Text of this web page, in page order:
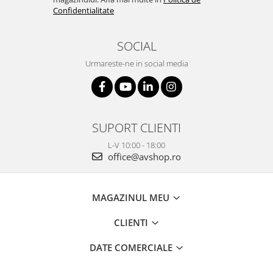
Confidentialitate
SOCIAL
Urmareste-ne in social media
SUPORT CLIENTI
L-V 10:00 - 18:00
office@avshop.ro
MAGAZINUL MEU
CLIENTI
DATE COMERCIALE